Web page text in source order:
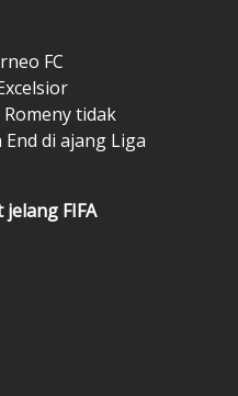
FC
tidak
di ajang Liga
FIFA